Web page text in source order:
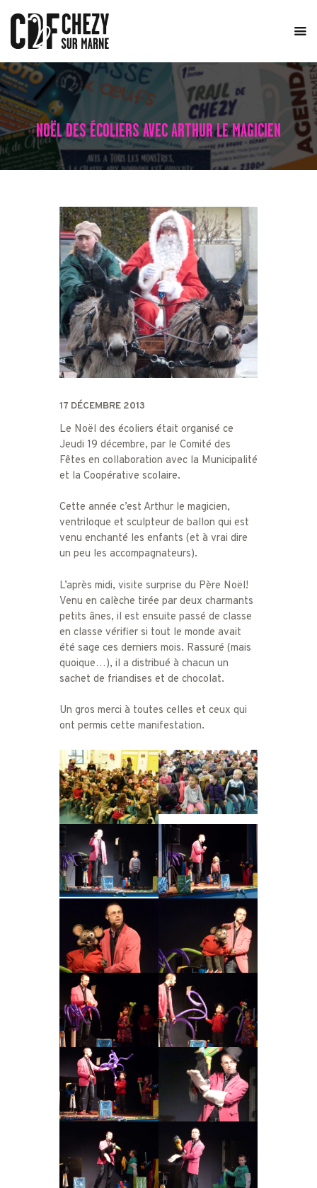
NOËL DES ÉCOLIERS AVEC ARTHUR LE MAGICIEN
ACCUEIL
LE COMITÉ
ÉVÈNEMENTS
ACTUALITÉS
TRAIL DE CHÉZY
17 DÉCEMBRE 2013
Le Noël des écoliers était organisé ce
Jeudi 19 décembre, par le Comité des
Fêtes en collaboration avec la Municipalité
et la Coopérative scolaire.
Cette année c’est Arthur le magicien,
ventriloque et sculpteur de ballon qui est
venu enchanté les enfants (et à vrai dire
un peu les accompagnateurs).
L’après midi, visite surprise du Père Noël!
Venu en calèche tirée par deux charmants
petits ânes, il est ensuite passé de classe
en classe vérifier si tout le monde avait
été sage ces derniers mois. Rassuré (mais
quoique…), il a distribué à chacun un
sachet de friandises et de chocolat.
Un gros merci à toutes celles et ceux qui
ont permis cette manifestation.